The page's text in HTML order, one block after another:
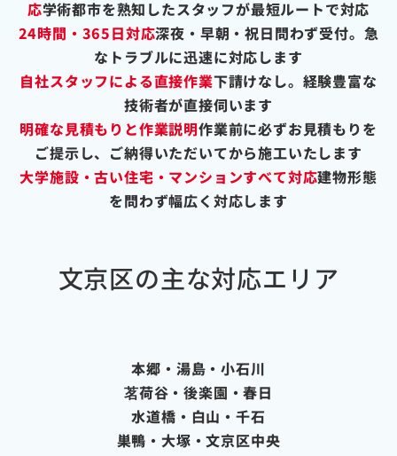
応学術都市を熟知したスタッフが最短ルートで対応
24時間・365日対応深夜・早朝・祝日問わず受付。急
なトラブルに迅速に対応します
自社スタッフによる直接作業下請けなし。経験豊富な
技術者が直接伺います
明確な見積もりと作業説明作業前に必ずお見積もりを
ご提示し、ご納得いただいてから施工いたします
大学施設・古い住宅・マンションすべて対応建物形態
を問わず幅広く対応します
文京区の主な対応エリア
本郷・湯島・小石川
茗荷谷・後楽園・春日
水道橋・白山・千石
巣鴨・大塚・文京区中央